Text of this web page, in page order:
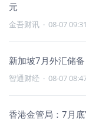
元
金吾财讯 · 08-07 09:31
新加坡7月外汇储
智通财经 · 08-07
香港金管局：7月